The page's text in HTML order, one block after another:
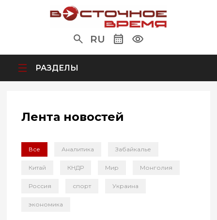
RU
РАЗДЕЛЫ
Лента новостей
Все Аналитика Забайкалье
Китай КНДР Мир Монголия
Россия спорт Украина
экономика